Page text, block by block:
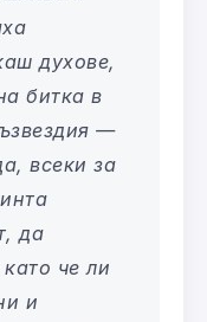
духове,
битка в
—
всеки за
да
че ли
и